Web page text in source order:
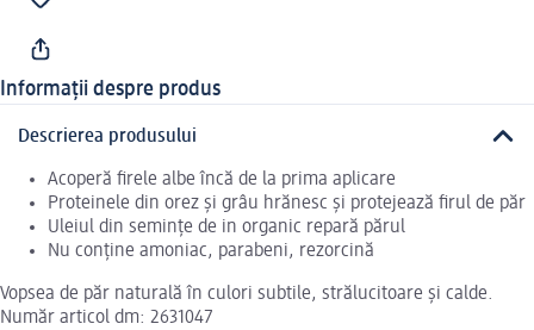
Informații despre produs
Descrierea produsului
Acoperă firele albe încă de la prima aplicare
Proteinele din orez și grâu hrănesc și protejează firul de păr
Uleiul din semințe de in organic repară părul
Nu conține amoniac, parabeni, rezorcină
Vopsea de păr naturală în culori subtile, strălucitoare și calde.
Număr articol dm: 2631047